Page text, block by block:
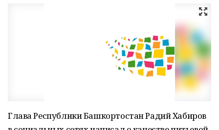
Глава Республики Башкортостан Радий Хабиров